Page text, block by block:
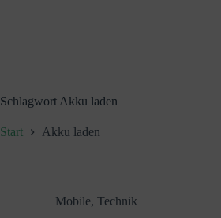
Schlagwort Akku laden
Start Akku laden
Mobile, Technik